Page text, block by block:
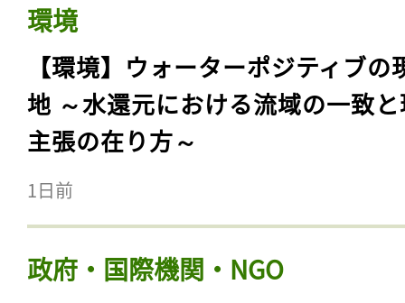
環境
【環境】ウォーターポジティブの
地 ～水還元における流域の一致
主張の在り方～
1日前
政府・国際機関・NGO